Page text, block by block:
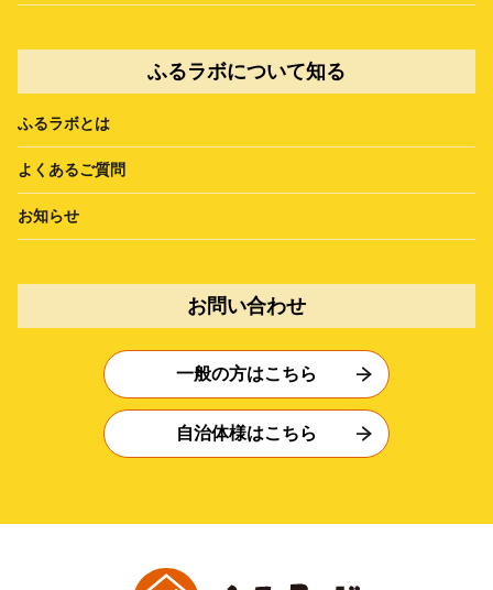
ふるラボについて知る
ふるラボとは
よくあるご質問
お知らせ
お問い合わせ
一般の方はこちら
自治体様はこちら